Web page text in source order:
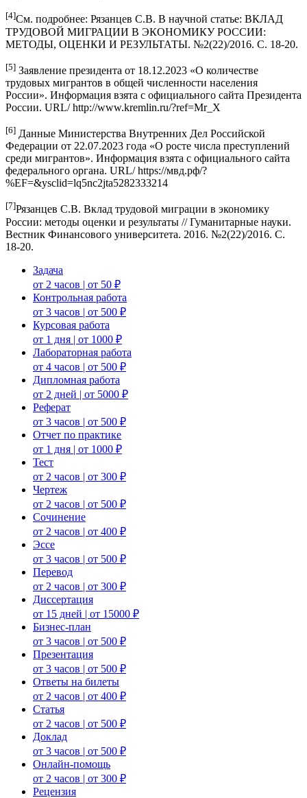
[4]См. подробнее: Рязанцев С.В. В научной статье: ВКЛАД
ТРУДОВОЙ МИГРАЦИИ В ЭКОНОМИКУ РОССИИ:
МЕТОДЫ, ОЦЕНКИ И РЕЗУЛЬТАТЫ. №2(22)/2016. С. 18-20.
[5] Заявление президента от 18.12.2023 «О количестве
трудовых мигрантов в общей численности населения
России». Информация взята с официального сайта Президента
России. URL/ http://www.kremlin.ru/?ref=Mr_X
[6] Данные Министерства Внутренних Дел Российской
Федерации от 22.07.2023 года «О росте числа преступлений
среди мигрантов». Информация взята с официального сайта
федерального органа. URL/ https://мвд.рф/?
%EF=&ysclid=lq5nc2jta5282333214
[7]Рязанцев С.В. Вклад трудовой миграции в экономику
России: методы оценки и результаты // Гуманитарные науки.
Вестник Финансового университета. 2016. №2(22)/2016. С.
18-20.
Задача
от 2 часов | от 50 ₽
Контрольная работа
от 3 часов | от 500 ₽
Курсовая работа
от 1 дня | от 1000 ₽
Лабораторная работа
от 4 часов | от 500 ₽
Дипломная работа
от 2 дней | от 5000 ₽
Реферат
от 3 часов | от 500 ₽
Отчет по практике
от 1 дня | от 1000 ₽
Тест
от 2 часов | от 300 ₽
Чертеж
от 2 часов | от 500 ₽
Сочинение
от 2 часов | от 400 ₽
Эссе
от 3 часов | от 500 ₽
Перевод
от 2 часов | от 300 ₽
Диссертация
от 15 дней | от 15000 ₽
Бизнес-план
от 3 часов | от 500 ₽
Презентация
от 3 часов | от 500 ₽
Ответы на билеты
от 2 часов | от 400 ₽
Статья
от 2 часов | от 500 ₽
Доклад
от 3 часов | от 500 ₽
Онлайн-помощь
от 2 часов | от 300 ₽
Рецензия